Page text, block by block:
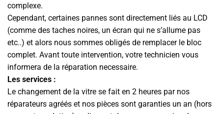
complexe.
Cependant, certaines pannes sont directement liés au LCD
(comme des taches noires, un écran qui ne s’allume pas
etc..) et alors nous sommes obligés de remplacer le bloc
complet. Avant toute intervention, votre technicien vous
informera de la réparation necessaire.
Les services :
Le changement de la vitre se fait en 2 heures par nos
réparateurs agréés et nos pièces sont garanties un an (hors